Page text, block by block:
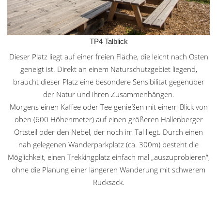
TP4 Talblick
Dieser Platz liegt auf einer freien Fläche, die leicht nach Osten
geneigt ist. Direkt an einem Naturschutzgebiet liegend,
braucht dieser Platz eine besondere Sensibilität gegenüber
der Natur und ihren Zusammenhängen.
Morgens einen Kaffee oder Tee genießen mit einem Blick von
oben (600 Höhenmeter) auf einen größeren Hallenberger
Ortsteil oder den Nebel, der noch im Tal liegt. Durch einen
nah gelegenen Wanderparkplatz (ca. 300m) besteht die
Möglichkeit, einen Trekkingplatz einfach mal „auszuprobieren“,
ohne die Planung einer längeren Wanderung mit schwerem
Rucksack.